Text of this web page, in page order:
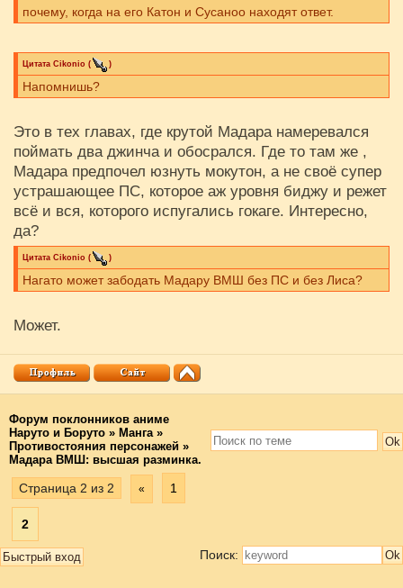
почему, когда на его Катон и Сусаноо находят ответ.
Цитата Cikоnio ( )
Напомнишь?
Это в тех главах, где крутой Мадара намеревался
поймать два джинча и обосрался. Где то там же ,
Мадара предпочел юзнуть мокутон, а не своё супер
устрашающее ПС, которое аж уровня биджу и режет
всё и вся, которого испугались гокаге. Интересно,
да?
Цитата Cikоnio ( )
Нагато может забодать Мадару ВМШ без ПС и без Лиса?
Может.
Форум поклонников аниме
Наруто и Боруто » Манга »
Противостояния персонажей »
Мадара ВМШ: высшая разминка.
Страница 2 из 2 « 1
2
Поиск: